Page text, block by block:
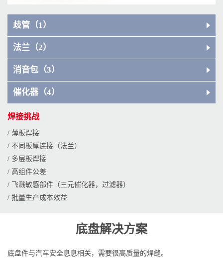
歧管（1）
法兰（2）
消音包（3）
催化器（4）
焊接挑战
/ 薄板焊接
/ 不同板厚连接（法兰）
/ 多层板焊接
/ 高组件公差
/ 飞溅敏感部件（三元催化器，过滤器）
/ 批量生产成本效益
底盘解决方案
底盘件与汽车安全息息相关，需要很高质量的焊缝。